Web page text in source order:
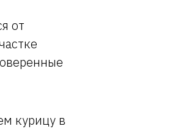
от
курицу в